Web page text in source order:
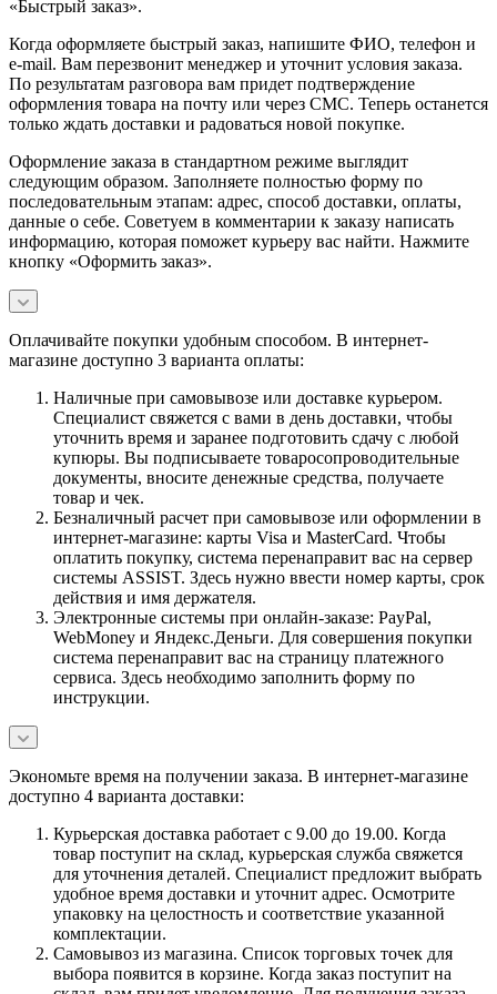
«Быстрый заказ».
Когда оформляете быстрый заказ, напишите ФИО, телефон и
e-mail. Вам перезвонит менеджер и уточнит условия заказа.
По результатам разговора вам придет подтверждение
оформления товара на почту или через СМС. Теперь останется
только ждать доставки и радоваться новой покупке.
Оформление заказа в стандартном режиме выглядит
следующим образом. Заполняете полностью форму по
последовательным этапам: адрес, способ доставки, оплаты,
данные о себе. Советуем в комментарии к заказу написать
информацию, которая поможет курьеру вас найти. Нажмите
кнопку «Оформить заказ».
Оплачивайте покупки удобным способом. В интернет-
магазине доступно 3 варианта оплаты:
Наличные при самовывозе или доставке курьером.
Специалист свяжется с вами в день доставки, чтобы
уточнить время и заранее подготовить сдачу с любой
купюры. Вы подписываете товаросопроводительные
документы, вносите денежные средства, получаете
товар и чек.
Безналичный расчет при самовывозе или оформлении в
интернет-магазине: карты Visa и MasterCard. Чтобы
оплатить покупку, система перенаправит вас на сервер
системы ASSIST. Здесь нужно ввести номер карты, срок
действия и имя держателя.
Электронные системы при онлайн-заказе: PayPal,
WebMoney и Яндекс.Деньги. Для совершения покупки
система перенаправит вас на страницу платежного
сервиса. Здесь необходимо заполнить форму по
инструкции.
Экономьте время на получении заказа. В интернет-магазине
доступно 4 варианта доставки:
Курьерская доставка работает с 9.00 до 19.00. Когда
товар поступит на склад, курьерская служба свяжется
для уточнения деталей. Специалист предложит выбрать
удобное время доставки и уточнит адрес. Осмотрите
упаковку на целостность и соответствие указанной
комплектации.
Самовывоз из магазина. Список торговых точек для
выбора появится в корзине. Когда заказ поступит на